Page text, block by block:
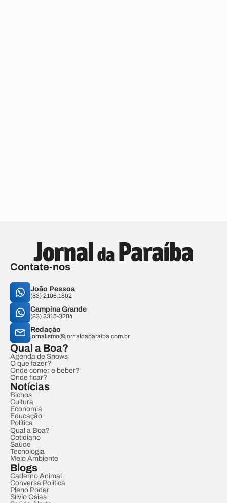
Contate-nos
João Pessoa
(83) 2106.1892
Campina Grande
(83) 3315-3204
Redação
jornalismo@jornaldaparaiba.com.br
Qual a Boa?
Agenda de Shows
O que fazer?
Onde comer e beber?
Onde ficar?
Notícias
Bichos
Cultura
Economia
Educação
Política
Qual a Boa?
Cotidiano
Saúde
Tecnologia
Meio Ambiente
Blogs
Caderno Animal
Conversa Política
Pleno Poder
Sílvio Osias